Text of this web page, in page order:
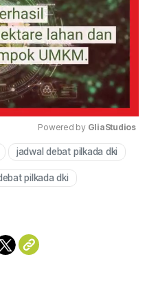
Mute
Powered by GliaStudios
jadwal debat pilkada dki
pilkada dki